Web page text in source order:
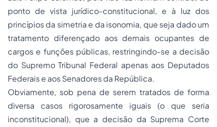
ponto de vista jurídico-constitucional, e à luz dos
princípios da simetria e da isonomia, que seja dado um
tratamento diferençado aos demais ocupantes de
cargos e funções públicas, restringindo-se a decisão
do Supremo Tribunal Federal apenas aos Deputados
Federais e aos Senadores da República.
Obviamente, sob pena de serem tratados de forma
diversa casos rigorosamente iguais (o que seria
inconstitucional), que a decisão da Suprema Corte